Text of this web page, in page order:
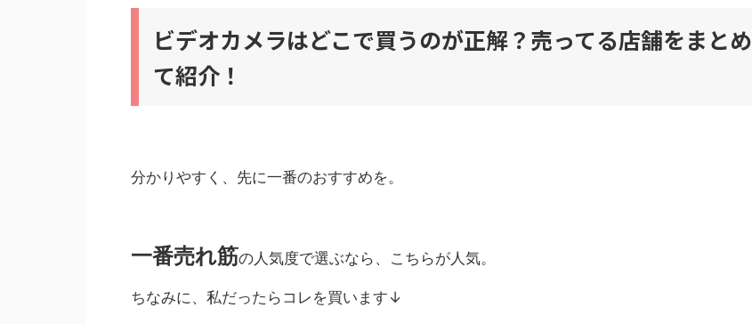
ビデオカメラはどこで買うのが正解？売ってる店舗をまとめ
て紹介！
分かりやすく、先に一番のおすすめを。
一番売れ筋の人気度で選ぶなら、こちらが人気。
ちなみに、私だったらコレを買います↓